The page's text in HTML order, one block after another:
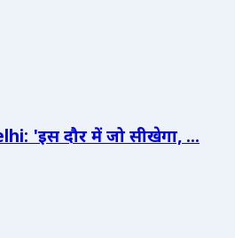
'इस दौर में जो सीखेगा, ...